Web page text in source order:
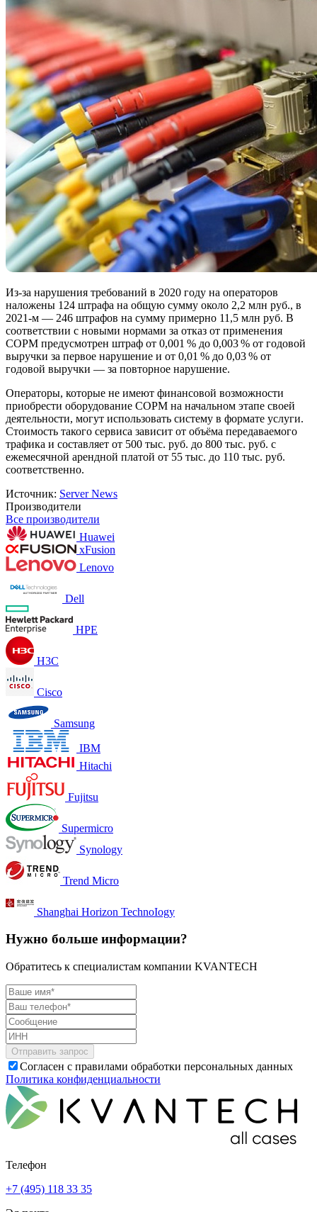
Из-за нарушения требований в 2020 году на операторов
наложены 124 штрафа на общую сумму около 2,2 млн руб., в
2021-м — 246 штрафов на сумму примерно 11,5 млн руб. В
соответствии с новыми нормами за отказ от применения
СОРМ предусмотрен штраф от 0,001 % до 0,003 % от годовой
выручки за первое нарушение и от 0,01 % до 0,03 % от
годовой выручки — за повторное нарушение.
Операторы, которые не имеют финансовой возможности
приобрести оборудование СОРМ на начальном этапе своей
деятельности, могут использовать систему в формате услуги.
Стоимость такого сервиса зависит от объёма передаваемого
трафика и составляет от 500 тыс. руб. до 800 тыс. руб. с
ежемесячной арендной платой от 55 тыс. до 110 тыс. руб.
соответственно.
Источник: Server News
Производители
Все производители
Huawei
xFusion
Lenovo
Dell
HPE
H3C
Cisco
Samsung
IBM
Hitachi
Fujitsu
Supermicro
Synology
Trend Micro
Shanghai Horizon TechnoIogy
Нужно больше информации?
Обратитесь к специалистам компании KVANTECH
Согласен с правилами обработки персональных данных
Политика конфиденциальности
Телефон
+7 (495) 118 33 35